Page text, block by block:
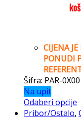
CIJENA
PONUDI
Šifra: PAR-
Na upit
Odaberi opcije
Pribor/Ostalo,